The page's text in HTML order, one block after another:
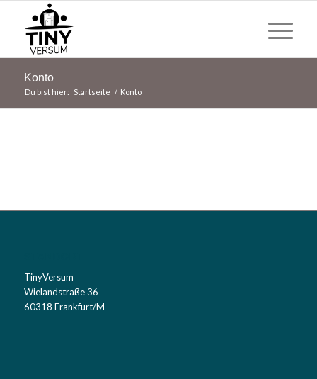
Konto
Du bist hier: Startseite / Konto
TinyVersum
Wielandstraße 36
60318 Frankfurt/M